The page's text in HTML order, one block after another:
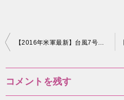
投
コメントを残す